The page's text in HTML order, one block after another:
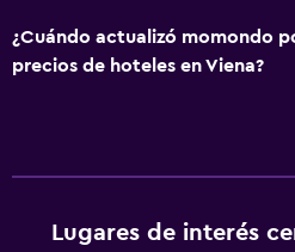
Vista a una calle tranquila
Habitaciones familiares
Habitaciones insonorizadas
¿Cuándo actualizó momondo
precios de hoteles en Viena?
Lugares de interés